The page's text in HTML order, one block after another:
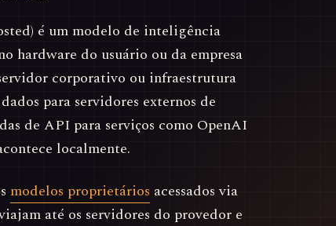
é um modelo de inteligência
hardware do usuário ou da empresa
corporativo ou infraestrutura
para servidores externos de
de API para serviços como OpenAI
localmente.
modelos proprietários acessados via
até os servidores do provedor e